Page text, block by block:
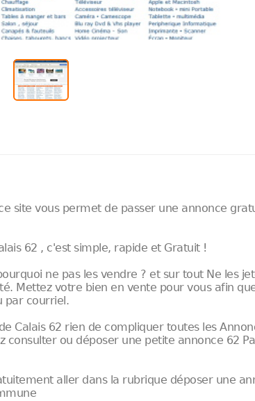
site vous permet de passer une annonce
62 , c'est simple, rapide et Gratuit !
ne pas les vendre ? et sur tout Ne les
Mettez votre bien en vente pour vous afin
par courriel.
Calais 62 rien de compliquer toutes les
ou déposer une petite annonce 62
aller dans la rubrique déposer une